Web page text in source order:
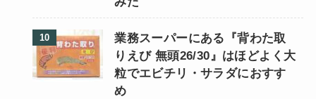
業務スーパーにある『背わた取
りえび 無頭26/30』はほどよく大
粒でエビチリ・サラダにおすす
め